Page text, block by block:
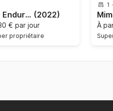
Nordcapp - Enduro 805 (2022)
€ par jour
propriétaire
1 ·
À